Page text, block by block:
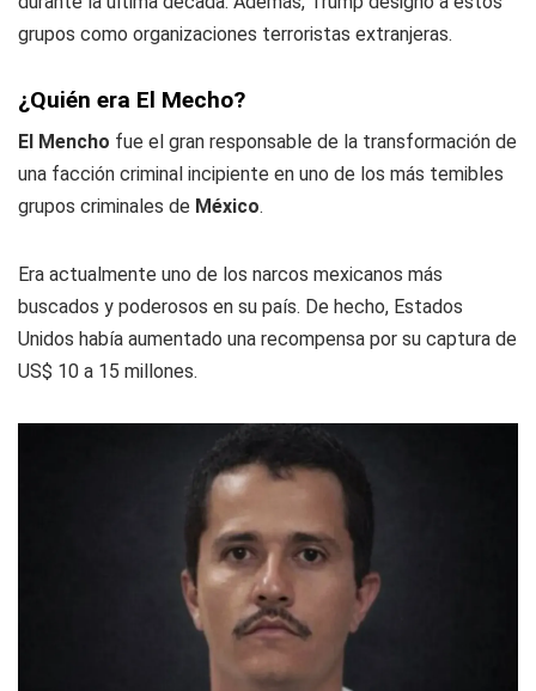
grupos como organizaciones terroristas extranjeras.
¿Quién era El Mecho?
El Mencho fue el gran responsable de la transformación de
una facción criminal incipiente en uno de los más temibles
grupos criminales de México.
Era actualmente uno de los narcos mexicanos más
buscados y poderosos en su país. De hecho, Estados
Unidos había aumentado una recompensa por su captura de
US$ 10 a 15 millones.